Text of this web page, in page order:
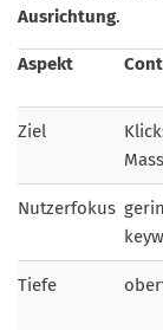
Ausrichtung.
Aspekt
Ziel
Nutzerfokus
Tiefe